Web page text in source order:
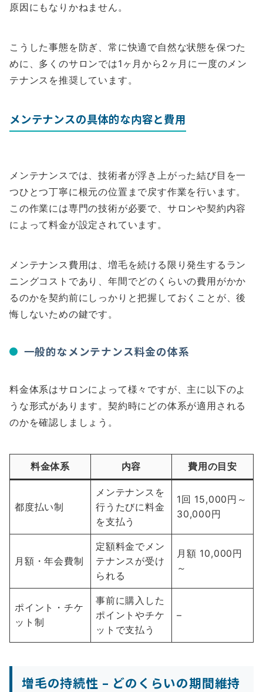
原因にもなりかねません。
こうした事態を防ぎ、常に快適で自然な状態を保つた
めに、多くのサロンでは1ヶ月から2ヶ月に一度のメン
テナンスを推奨しています。
メンテナンスの具体的な内容と費用
メンテナンスでは、技術者が浮き上がった結び目を一
つひとつ丁寧に根元の位置まで戻す作業を行います。
この作業には専門の技術が必要で、サロンや契約内容
によって料金が設定されています。
メンテナンス費用は、増毛を続ける限り発生するラン
ニングコストであり、年間でどのくらいの費用がかか
るのかを契約前にしっかりと把握しておくことが、後
悔しないための鍵です。
一般的なメンテナンス料金の体系
料金体系はサロンによって様々ですが、主に以下のよ
うな形式があります。契約時にどの体系が適用される
のかを確認しましょう。
料金体系 内容 費用の目安
都度払い制
メンテナンスを
行うたびに料金
を支払う
1回 15,000円～
30,000円
月額・年会費制
定額料金でメン
テナンスが受け
られる
月額 10,000円
～
ポイント・チケ
ット制
事前に購入した
ポイントやチケ
ットで支払う
–
増毛の持続性 – どのくらいの期間維持